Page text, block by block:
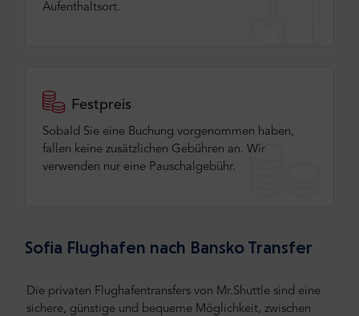
Aufenthaltsort.
Festpreis
Sobald Sie eine Buchung vorgenommen haben,
fallen keine zusätzlichen Gebühren an. Wir
verwenden nur eine Pauschalgebühr.
Sofia Flughafen nach Bansko Transfer
Die privaten Flughafentransfers von Mr.Shuttle sind eine
sichere, günstige und bequeme Möglichkeit, zwischen